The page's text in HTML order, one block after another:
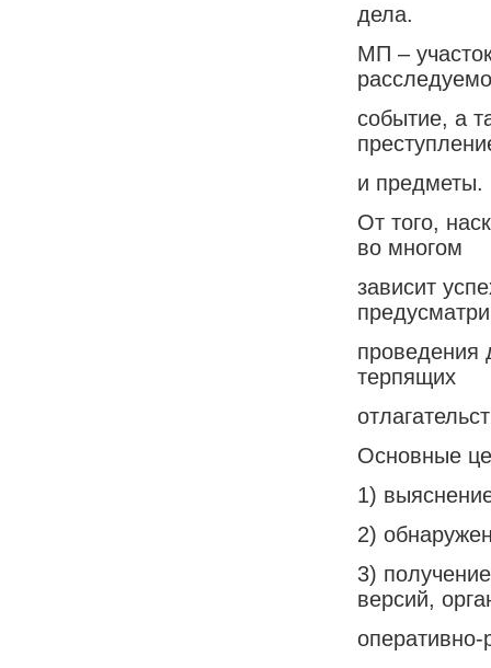
дела.
МП –
событие, а
и предметы.
От того,
во многом
зависит
проведения
терпящих
Основные
1)
2)
3)
версий,